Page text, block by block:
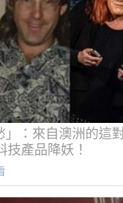
：來自澳洲的這
技產品降妖！